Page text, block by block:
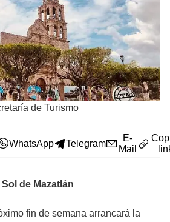
de Turismo
WhatsApp Telegram
E-
Mail
de Mazatlán
fin de semana arrancará la